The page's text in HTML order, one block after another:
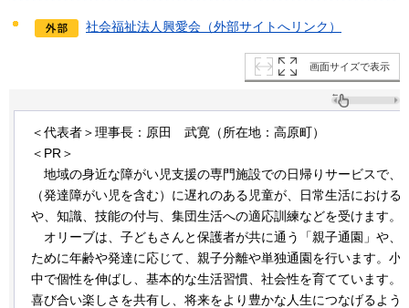
社会福祉法人興愛会（外部サイトへリンク）
画面サイズで表示
＜代表者＞理事長：原田 武寛（所在地：高原町）
＜PR＞
地域の身近な障がい児支援の専門施設での日帰りサービスで、
（発達障がい児を含む）に遅れのある児童が、日常生活における
や、知識、技能の付与、集団生活への適応訓練などを受けます。
オ リーブは、子どもさんと保護者が共に通う「親子通園」や、
ために年齢や発達に応じて、親子分離や単独通園を行います。小
中で個性を伸ばし、基本的な生活習慣、社会性を育てています。
喜び合い楽しさを共有し、将来をより豊かな人生につなげるよう